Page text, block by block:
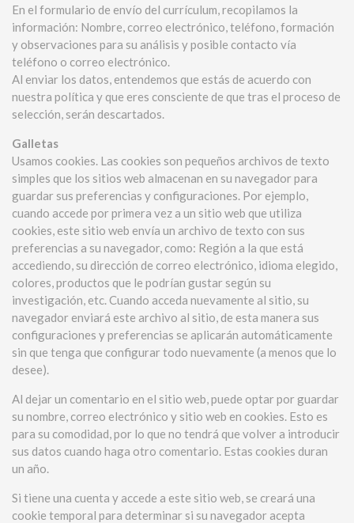
En el formulario de envío del currículum, recopilamos la
información: Nombre, correo electrónico, teléfono, formación
y observaciones para su análisis y posible contacto vía
teléfono o correo electrónico.
Al enviar los datos, entendemos que estás de acuerdo con
nuestra política y que eres consciente de que tras el proceso de
selección, serán descartados.
Galletas
Usamos cookies. Las cookies son pequeños archivos de texto
simples que los sitios web almacenan en su navegador para
guardar sus preferencias y configuraciones. Por ejemplo,
cuando accede por primera vez a un sitio web que utiliza
cookies, este sitio web envía un archivo de texto con sus
preferencias a su navegador, como: Región a la que está
accediendo, su dirección de correo electrónico, idioma elegido,
colores, productos que le podrían gustar según su
investigación, etc. Cuando acceda nuevamente al sitio, su
navegador enviará este archivo al sitio, de esta manera sus
configuraciones y preferencias se aplicarán automáticamente
sin que tenga que configurar todo nuevamente (a menos que lo
desee).
Al dejar un comentario en el sitio web, puede optar por guardar
su nombre, correo electrónico y sitio web en cookies. Esto es
para su comodidad, por lo que no tendrá que volver a introducir
sus datos cuando haga otro comentario. Estas cookies duran
un año.
Si tiene una cuenta y accede a este sitio web, se creará una
cookie temporal para determinar si su navegador acepta